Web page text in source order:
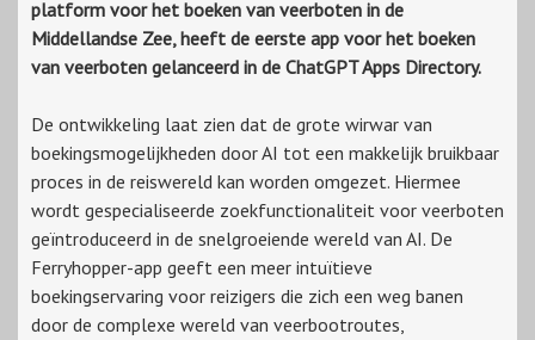
platform voor het boeken van veerboten in de
Middellandse Zee, heeft de eerste app voor het boeken
van veerboten gelanceerd in de ChatGPT Apps Directory.
De ontwikkeling laat zien dat de grote wirwar van
boekingsmogelijkheden door AI tot een makkelijk bruikbaar
proces in de reiswereld kan worden omgezet. Hiermee
wordt gespecialiseerde zoekfunctionaliteit voor veerboten
geïntroduceerd in de snelgroeiende wereld van AI. De
Ferryhopper-app geeft een meer intuïtieve
boekingservaring voor reizigers die zich een weg banen
door de complexe wereld van veerbootroutes,